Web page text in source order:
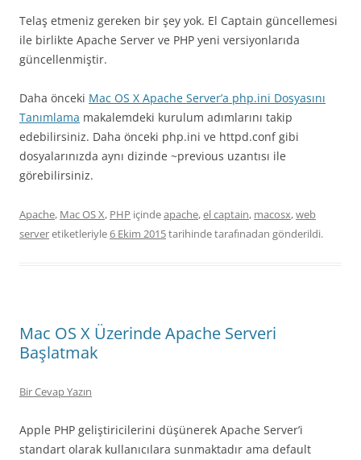
Telaş etmeniz gereken bir şey yok. El Captain güncellemesi
ile birlikte Apache Server ve PHP yeni versiyonlarıda
güncellenmiştir.
Daha önceki Mac OS X Apache Server’a php.ini Dosyasını
Tanımlama makalemdeki kurulum adımlarını takip
edebilirsiniz. Daha önceki php.ini ve httpd.conf gibi
dosyalarınızda aynı dizinde ~previous uzantısı ile
görebilirsiniz.
Apache, Mac OS X, PHP içindeapache,el captain, macosx,web
serveretiketleriyle6 Ekim 2015tarihindetarafınadan gönderildi.
Mac OS X Üzerinde Apache Serveri
Başlatmak
Bir Cevap Yazın
Apple PHP geliştiricilerini düşünerek Apache Server’i
standart olarak kullanıcılara sunmaktadır ama default